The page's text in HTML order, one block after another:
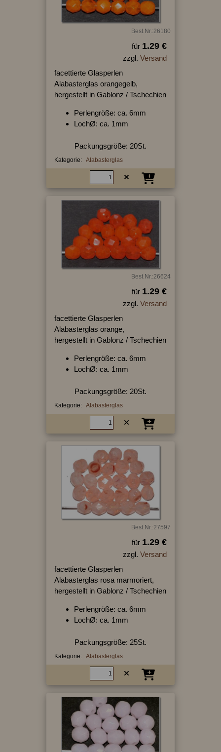
Best.Nr.:26180
für 1.29 €
zzgl. Versand
facettierte Glasperlen
Alabasterglas orangegelb,
hergestellt in Gablonz / Tschechien
Perlengröße: ca. 6mm
LochØ: ca. 1mm
Packungsgröße: 20St.
Kategorie: Alabasterglas
Best.Nr.:26624
für 1.29 €
zzgl. Versand
facettierte Glasperlen
Alabasterglas orange,
hergestellt in Gablonz / Tschechien
Perlengröße: ca. 6mm
LochØ: ca. 1mm
Packungsgröße: 20St.
Kategorie: Alabasterglas
Best.Nr.:27597
für 1.29 €
zzgl. Versand
facettierte Glasperlen
Alabasterglas rosa marmoriert,
hergestellt in Gablonz / Tschechien
Perlengröße: ca. 6mm
LochØ: ca. 1mm
Packungsgröße: 25St.
Kategorie: Alabasterglas